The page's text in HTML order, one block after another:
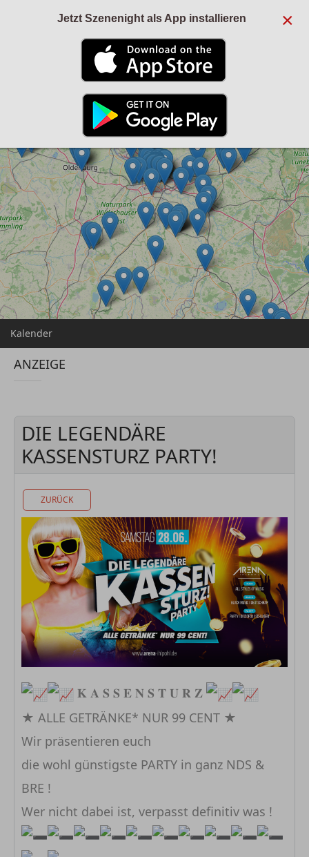
Kalender
ANZEIGE
DIE LEGENDÄRE
KASSENSTURZ PARTY!
ZURÜCK
𝐊 𝐀 𝐒 𝐒 𝐄 𝐍 𝐒 𝐓 𝐔 𝐑 𝐙
★ ALLE GETRÄNKE* NUR 99 CENT ★
Wir präsentieren euch
die wohl günstigste PARTY in ganz NDS &
BRE !
Wer nicht dabei ist, verpasst definitiv was !
×
Jetzt Szenenight als App installieren